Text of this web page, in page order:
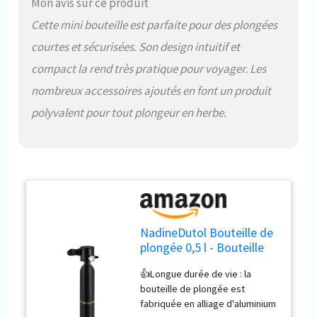
professionnels (moins de 100
pieds). 👍Design professionnel :
avec le dispositif de sortie d'air
à pression constante, le gaz
haute pression dans la bouteille
est décompressé et distribué
par la chambre de
décompression. La plaque de
la pression afin que vous
puissiez profiter d'une
expérience de plongée sûre et
meilleure. 👍Léger et Portable
corde anti-lâche et le sac de
rangement vous permettent de
transporter facilement
Cette mini bouteille est parfaite pour des plongées
courtes et sécurisées. Son design intuitif et
compact la rend très pratique pour voyager. Les
nombreux accessoires ajoutés en font un produit
polyvalent pour tout plongeur en herbe.
NadineDutol Bouteille de
plongée 0,5 l - Bouteille
bouteille de plongée -
Réservoir d'oxygène de
200 bar - Équipement de
👍Longue durée de vie : la
bouteille de plongée est
fabriquée en alliage d'aluminium